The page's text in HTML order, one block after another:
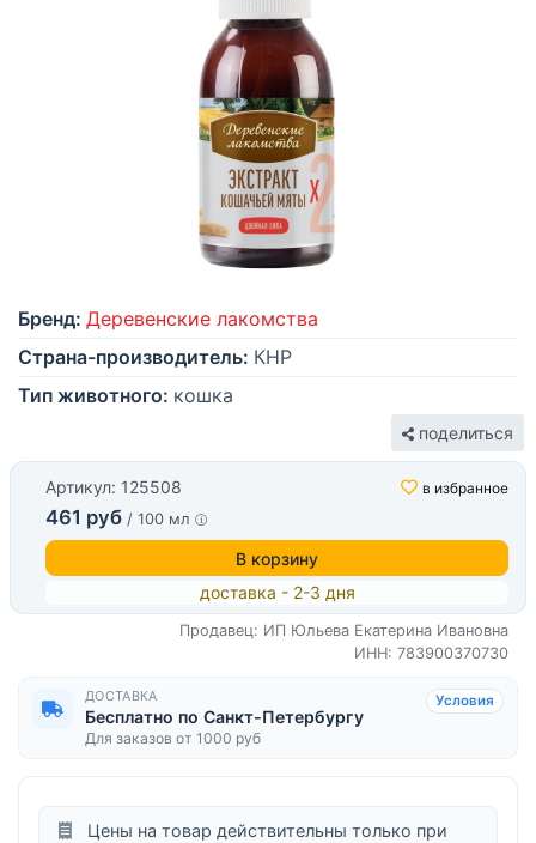
Бренд: Деревенские лакомства
Страна-производитель: КНР
Тип животного: кошка
поделиться
Артикул: 125508 в избранное
461 руб / 100 мл
В корзину
доставка - 2-3 дня
Продавец: ИП Юльева Екатерина Ивановна
ИНН: 783900370730
ДОСТАВКА
Бесплатно по Санкт-Петербургу
Для заказов от 1000 руб
Условия
Цены на товар действительны только при